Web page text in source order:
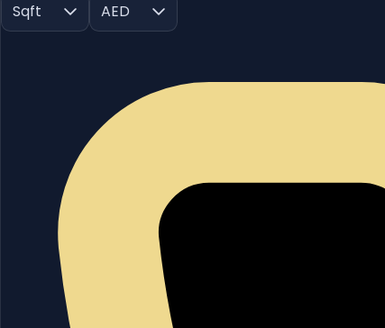
Sqft
AED